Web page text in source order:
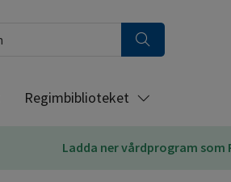
Regimbiblioteket
Ladda ner vårdprogram som